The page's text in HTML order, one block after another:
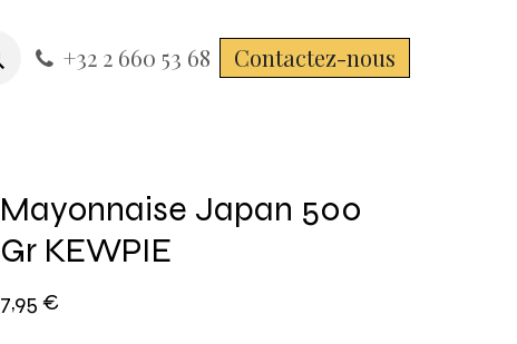
+32 2 660 53 68 Contactez-nous
Mayonnaise Japan 500
Gr KEWPIE
7,95 €